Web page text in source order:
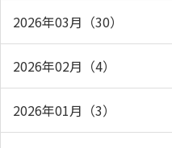
2026年03月（30）
2026年02月（4）
2026年01月（3）